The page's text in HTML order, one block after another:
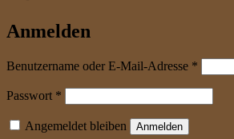
Anmelden
Benutzername oder E-Mail-Adresse *
Passwort *
Angemeldet bleiben Anmelden